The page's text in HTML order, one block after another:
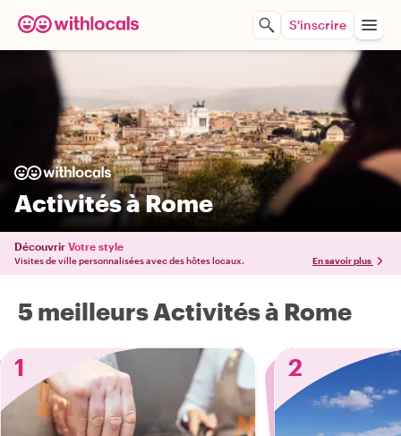
S'inscrire
Activités à Rome
Découvrir Votre style
Visites de ville personnalisées avec des hôtes locaux. En savoir plus
5 meilleurs Activités à Rome
1
2